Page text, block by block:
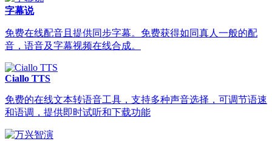
字幕说
免费在线配音且提供同步字幕。免费获得如同真人一般的配
音，语音及字幕视频在线合成。
Ciallo TTS
免费的在线文本转语音工具，支持多种声音选择，可调节语速
和语调，提供即时试听和下载功能